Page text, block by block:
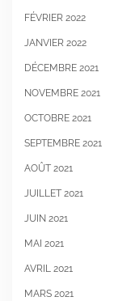
FÉVRIER 2022
JANVIER 2022
DÉCEMBRE 2021
NOVEMBRE 2021
OCTOBRE 2021
SEPTEMBRE 2021
AOÛT 2021
JUILLET 2021
JUIN 2021
MAI 2021
AVRIL 2021
MARS 2021